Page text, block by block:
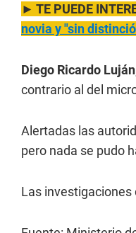
► TE PUEDE
novia y "sin
Diego Ricardo
contrario al del
Alertadas las
pero nada se pudo
Las investigaciones